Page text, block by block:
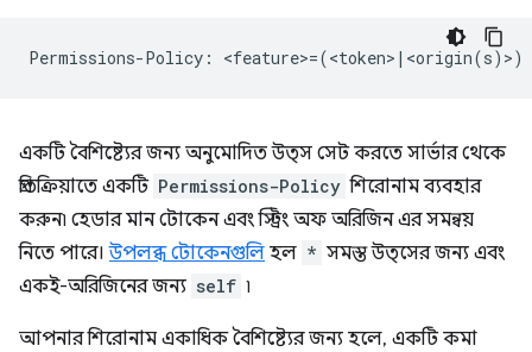
একটি বৈশিষ্ট্যের জন্য অনুমোদিত উত্স সেট করতে সার্ভার থেকে
প্রতিক্রিয়াতে একটি Permissions-Policy শিরোনাম ব্যবহার
করুন৷ হেডার মান টোকেন এবং স্ট্রিং অফ অরিজিন এর সমন্বয়
নিতে পারে।উপলব্ধ টোকেনগুলি হল * সমস্ত উত্সের জন্য এবং
একই-অরিজিনের জন্য self ৷
আপনার শিরোনাম একাধিক বৈশিষ্ট্যের জন্য হলে, একটি কমা